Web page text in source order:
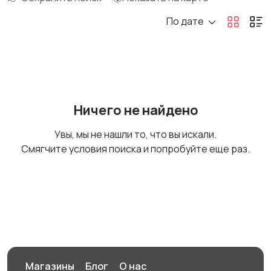
По дате
Ничего не найдено
Увы, мы не нашли то, что вы искали.
Смягчите условия поиска и попробуйте еще раз.
Магазины Блог О нас